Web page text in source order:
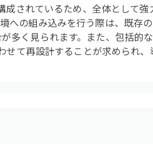
されているため、全体として
への組み込みを行う際は、既存
多く見られます。また、包括的
て再設計することが求められ